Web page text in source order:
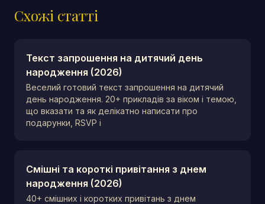
Схожі статті
Текст запрошення на дитячий день
народження (2026)
Веселий готовий текст запрошення на дитячий
день народження. 20+ прикладів за віком і темою,
що вказати та як делікатно написати про
подарунки, RSVP і
Смішні та короткі привітання з днем
народження (2026)
40+ смішних і коротких привітань з днем